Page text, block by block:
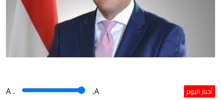
أخبار اليوم A . .A